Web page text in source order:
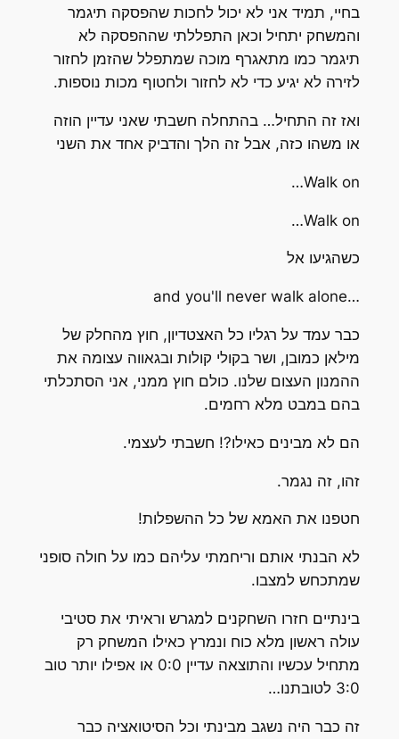
בחיי, תמיד אני לא יכול לחכות שהפסקה תיגמר
והמשחק יתחיל וכאן התפללתי שההפסקה לא
תיגמר כמו מתאגרף מוכה שמתפלל שהזמן לחזור
לזירה לא יגיע כדי לא לחזור ולחטוף מכות נוספות.
ואז זה התחיל… בהתחלה חשבתי שאני עדיין הוזה
או משהו כזה, אבל זה הלך והדביק אחד את השני
Walk on…
Walk on…
כשהגיעו אל
…and you'll never walk alone
כבר עמד על רגליו כל האצטדיון, חוץ מהחלק של
מילאן כמובן, ושר בקולי קולות ובגאווה עצומה את
ההמנון העצום שלנו. כולם חוץ ממני, אני הסתכלתי
בהם במבט מלא רחמים.
הם לא מבינים כאילו?! חשבתי לעצמי.
זהו, זה נגמר.
חטפנו את האמא של כל ההשפלות!
לא הבנתי אותם וריחמתי עליהם כמו על חולה סופני
שמתכחש למצבו.
בינתיים חזרו השחקנים למגרש וראיתי את סטיבי
עולה ראשון מלא כוח ונמרץ כאילו המשחק רק
מתחיל עכשיו והתוצאה עדיין 0:0 או אפילו יותר טוב
3:0 לטובתנו…
זה כבר היה נשגב מבינתי וכל הסיטואציה כבר